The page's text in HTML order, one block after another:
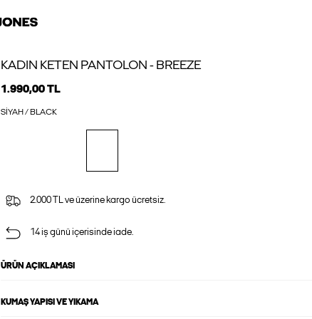
KADIN KETEN PANTOLON - BREEZE
1.990,00 TL
SIYAH / BLACK
2.000 TL ve üzerine kargo ücretsiz.
14 iş günü içerisinde iade.
ÜRÜN AÇIKLAMASI
KUMAŞ YAPISI VE YIKAMA